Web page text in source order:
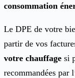
consommation
Le DPE de votre
partir de vos
votre chauffage si
recommandées par